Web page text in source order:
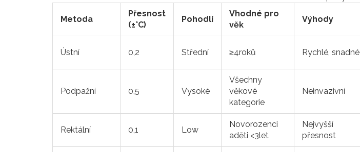
Metoda
Přesnost
(±°C)
Pohodlí
Vhodné pro
věk
Výhody
Ústní 0,2 Střední ≥4roků Rychlé, snadné
Podpažní 0,5 Vysoké
Všechny
věkové
kategorie
Neinvazivní
Rektální 0,1 Low
Novorozenci
aděti <3let
Nejvyšší
přesnost